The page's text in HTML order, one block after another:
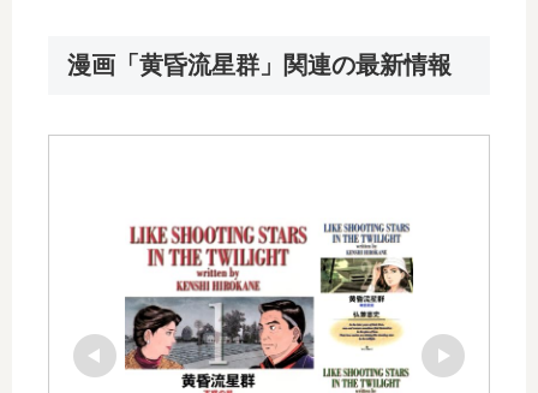
漫画「黄昏流星群」関連の最新情報